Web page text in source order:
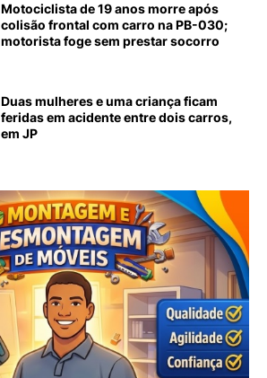
Motociclista de 19 anos morre após
colisão frontal com carro na PB-030;
motorista foge sem prestar socorro
Duas mulheres e uma criança ficam
feridas em acidente entre dois carros,
em JP